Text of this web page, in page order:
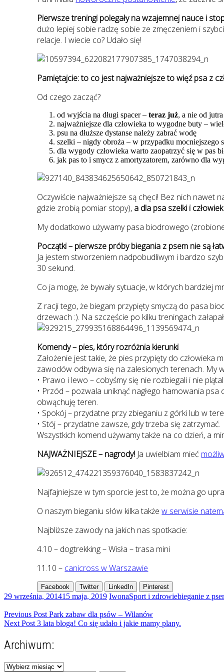
Pierwsze treningi polegały na wzajemnej nauce i
dużo lepiej sobie radzę sobie ze zmęczeniem i
relacje. I wiecie co? Udało się!
Pamiętajcie: to co jest najważniejsze to więź psa z
Od czego zacząć?
od wyjścia na długi spacer –teraz już, a nie od jutra
najważniejsze dla człowieka to wygodne buty –
psu na dłuższe dystanse należy zabrać wodę
szelki – nigdy obroża – w przypadku mocniejszego
dla wygody człowieka warto zaopatrzyć się w pas
jak pas to i smycz z amortyzatorem, zarówno dla
Oczywiście najważniejsze są chęci! Bez nich nawet
gdzie zrobią pomiar stopy), a dla psa szelki i
My dodatkowo używamy pasa biodrowego
Początki – pierwsze próby biegania z psem nie są
Ja jestem stworzeniem nadpobudliwym i bardzo
30 sekund.
Co ja mogę, że bywały sytuacje, w których bardziej
Z racji tego, że biegam przypięty smyczą do pasa
drzewach :). Na szczęście po kilku treningach
Komendy – pies, który rozróżnia kierunki
Założenie jest takie, że pies przypięty do człowieka
zawodów odbywa się na zalesionych terenach. My
• Prawo i lewo – cobyśmy się nie rozbiegali i nie
• Przód – pozwala uniknąć nagłego hamowania
obwąchuję teren.
• Spokój – przydatne przy zbieganiu z górki lub w
• Stój – przydatne zawsze, gdy trzeba się zatrzymać.
Wszystkich komend używamy także na co dzień, a
NAJWAŻNIEJSZE – nagrody! Ja uwielbiam mieć
Najfajniejsze w tym sporcie jest to, że można go
O naszym bieganiu słów kilka takżew serwisie
Najbliższe zawody na jakich nas spotkacie:
4.10 – dogtrekking – Wisła – trasa mini
11.10 – canicross w Warszawie
Facebook Twitter LinkedIn Pinterest
29 września, 201415 maja, 2019 IwonaSport i zdrowiebieganie z
Nawigacja
wpisu
Previous Post Park zabaw dla psów – Wilanów
Next Post 3 lata bloga! Co się udało i jakie mamy plany.
Archiwum:
Archiwum: